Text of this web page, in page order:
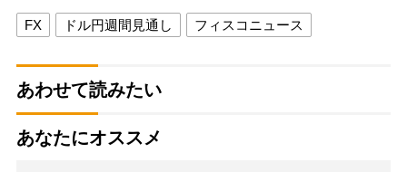
FX ドル円週間見通し フィスコニュース
あわせて読みたい
あなたにオススメ